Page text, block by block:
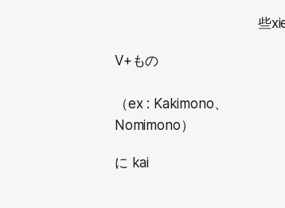
些
V+もの
（ex : Kakimono、
Nomimono）
に kai